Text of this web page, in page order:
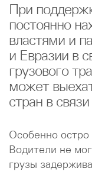
При
постоянно
властями и
и Евразии в
грузового
может
стран в
Особенно остро
Водители не
грузы